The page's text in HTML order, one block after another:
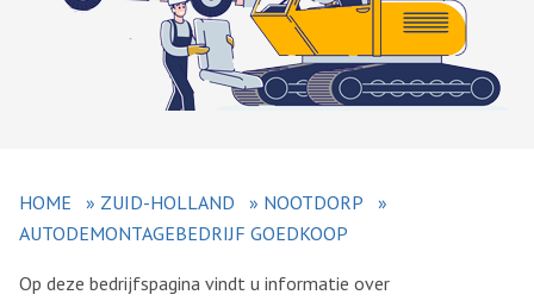
HOME » ZUID-HOLLAND » NOOTDORP
»
AUTODEMONTAGEBEDRIJF GOEDKOOP
Op deze bedrijfspagina vindt u informatie over